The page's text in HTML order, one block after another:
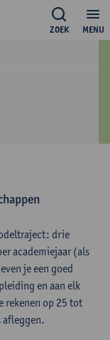
MENU
ZOEK
drie
academiejaar (als
je een goed
en aan elk
rekenen op 25 tot
afleggen.